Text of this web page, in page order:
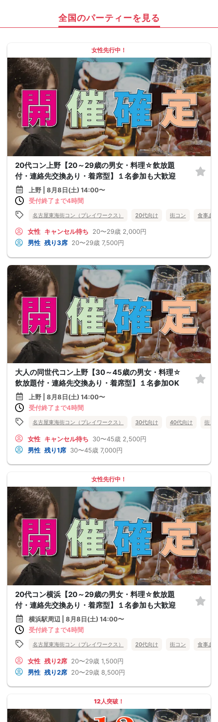
全国のパーティーを見る
女性先行中！
20代コン上野【20～29歳の男女・料理☆飲放題
付・連絡先交換あり・着席型】１名参加も大歓迎
上野 | 8月8日(土) 14:00〜
受付終了まで4時間
名古屋東海街コン（プレイワークス） 20代向け 街コン 食事あ
女性 キャンセル待ち 20〜29歳 2,000円
男性 残り3席 20〜29歳 7,500円
大人の同世代コン上野【30～45歳の男女・料理☆
飲放題付・連絡先交換あり・着席型】１名参加OK
上野 | 8月8日(土) 14:00〜
受付終了まで4時間
名古屋東海街コン（プレイワークス） 30代向け 40代向け 街コ
女性 キャンセル待ち 30〜45歳 2,500円
男性 残り1席 30〜45歳 7,000円
女性先行中！
20代コン横浜【20～29歳の男女・料理☆飲放題
付・連絡先交換あり・着席型】１名参加も大歓迎
横浜駅周辺 | 8月8日(土) 14:00〜
受付終了まで4時間
名古屋東海街コン（プレイワークス） 20代向け 街コン 食事あ
女性 残り2席 20〜29歳 1,500円
男性 残り2席 20〜29歳 8,500円
12人突破！